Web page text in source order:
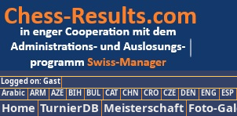
Logged on: Gast
Arabic ARM AZE BIH BUL CAT CHN CRO CZE DEN ENG ESP
Home TurnierDB Meisterschaft Foto-